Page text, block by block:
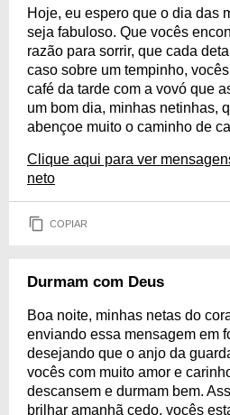
Hoje, eu espero que o dia das
seja fabuloso. Que vocês
razão para sorrir, que cada
caso sobre um tempinho,
café da tarde com a vovó que
um bom dia, minhas netinhas,
abençoe muito o caminho de
Clique aqui para ver
neto
COPIAR
Durmam com Deus
Boa noite, minhas netas do
enviando essa mensagem em
desejando que o anjo da
vocês com muito amor e
descansem e durmam bem.
brilhar amanhã cedo, vocês